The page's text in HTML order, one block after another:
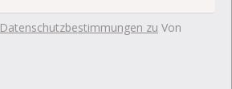
Datenschutzbestimmungen zu Von